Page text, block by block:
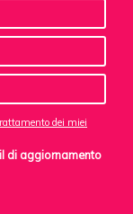
dei miei
di aggiornamento